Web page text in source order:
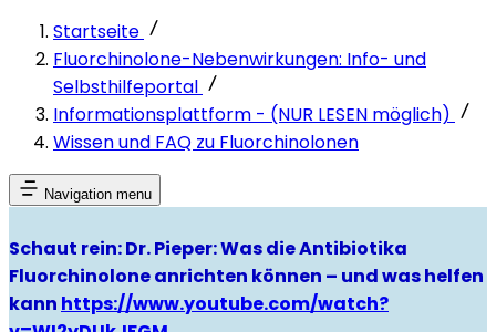
Startseite
Fluorchinolone-Nebenwirkungen: Info- und
Selbsthilfeportal
Informationsplattform - (NUR LESEN möglich)
Wissen und FAQ zu Fluorchinolonen
Navigation menu
Schaut rein: Dr. Pieper: Was die Antibiotika
Fluorchinolone anrichten können – und was helfen
kann https://www.youtube.com/watch?